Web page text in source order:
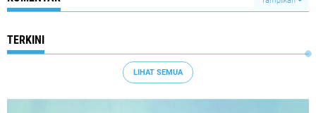
TERKINI
LIHAT SEMUA